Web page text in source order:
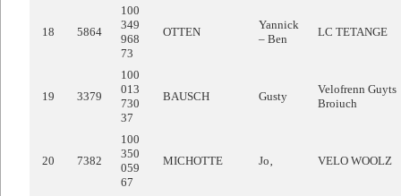
18 5864
100
349
968
73
OTTEN
Yannick
– Ben
LC TETANGE
19 3379
100
013
730
37
BAUSCH Gusty
Velofrenn Guyts
Broiuch
20 7382
100
350
059
67
MICHOTTE Jo‚ VELO WOOLZ